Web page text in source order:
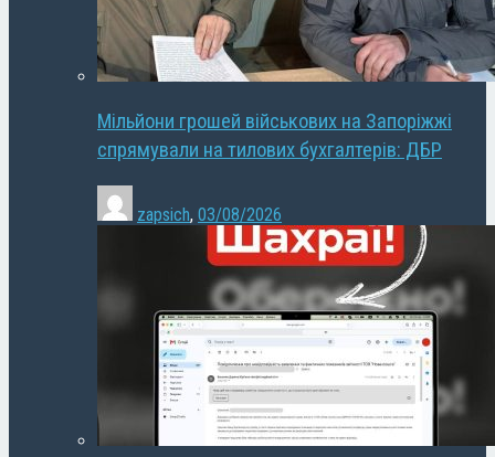
Мільйони грошей військових на Запоріжжі
спрямували на тилових бухгалтерів: ДБР
zapsich, 03/08/2026